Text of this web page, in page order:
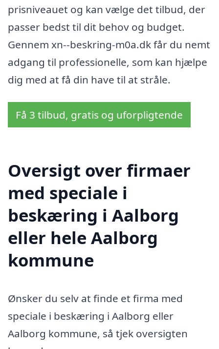
prisniveauet og kan vælge det tilbud, der
passer bedst til dit behov og budget.
Gennem xn--beskring-m0a.dk får du nemt
adgang til professionelle, som kan hjælpe
dig med at få din have til at stråle.
Få 3 tilbud, gratis og uforpligtende
Oversigt over firmaer
med speciale i
beskæring i Aalborg
eller hele Aalborg
kommune
Ønsker du selv at finde et firma med
speciale i beskæring i Aalborg eller
Aalborg kommune, så tjek oversigten